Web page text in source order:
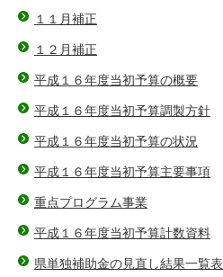
１１月補正
１２月補正
平成１６年度当初予算の概要
平成１６年度当初予算調製方針
平成１６年度当初予算の状況
平成１６年度当初予算主要事項
重点プログラム事業
平成１６年度当初予算計数資料
県単独補助金の見直し結果一覧表